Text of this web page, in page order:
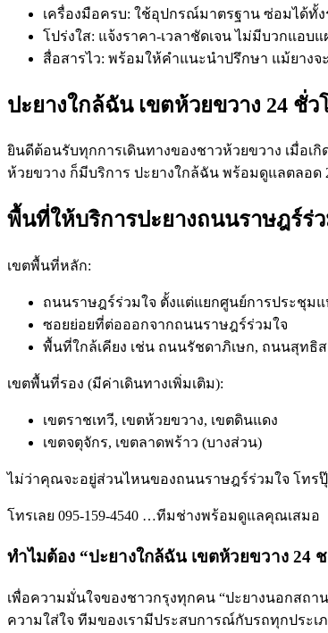
เครื่องมือครบ: ใช้อุปกรณ์มาตรฐาน ซ่อมได้ทั้
โปร่งใส: แจ้งราคา-เวลาชัดเจน ไม่มีบวกแอบ
สื่อสารไว: พร้อมให้คำแนะนำปรึกษา แม้ยางจ
ปะยางใกล้ฉัน เขตห้วยขวาง 24 ชั่
ยินดีต้อนรับทุกการเดินทางของชาวห้วยขวาง เมื่อเ
ห้วยขวาง ก็มีบริการ ปะยางใกล้ฉัน พร้อมดูแลตลอด
พื้นที่ให้บริการปะยางถนนราษฎร์ร่ว
เขตพื้นที่หลัก:
ถนนราษฎร์ร่วมใจ ตั้งแต่แยกศูนย์การประชุม
ซอยย่อยที่ต่อออกจากถนนราษฎร์ร่วมใจ
พื้นที่ใกล้เคียง เช่น ถนนรัชดาภิเษก, ถนนสุทธิ
เขตพื้นที่รอง (มีค่าเดินทางเพิ่มเติม):
เขตราชเทวี, เขตห้วยขวาง, เขตดินแดง
เขตจตุจักร, เขตลาดพร้าว (บางส่วน)
ไม่ว่าคุณจะอยู่ส่วนไหนของถนนราษฎร์ร่วมใจ โทร
โทรเลย 095-159-4540 …ทีมช่างพร้อมดูแลคุณเสมอ
ทำไมต้อง “ปะยางใกล้ฉัน เขตห้วยขวาง 24
เพื่อความมั่นใจของชาวกรุงทุกคน “ปะยางนอกสถ
ความใส่ใจ ทีมของเรามีประสบการณ์กับรถทุกประ